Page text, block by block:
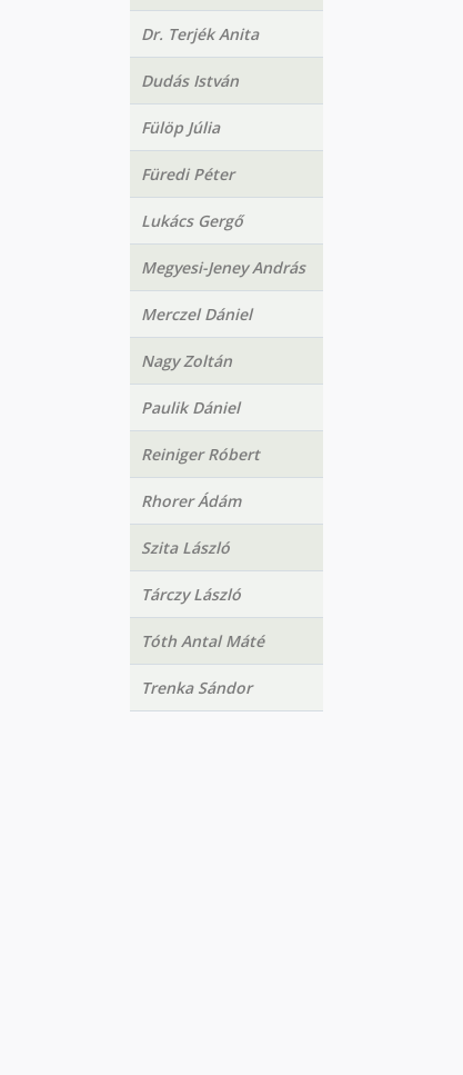
Dr. Terjék Anita
Dudás István
Fülöp Júlia
Füredi Péter
Lukács Gergő
Megyesi-Jeney András
Merczel Dániel
Nagy Zoltán
Paulik Dániel
Reiniger Róbert
Rhorer Ádám
Szita László
Tárczy László
Tóth Antal Máté
Trenka Sándor